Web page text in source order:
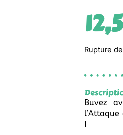
Rupture
Buvez
!